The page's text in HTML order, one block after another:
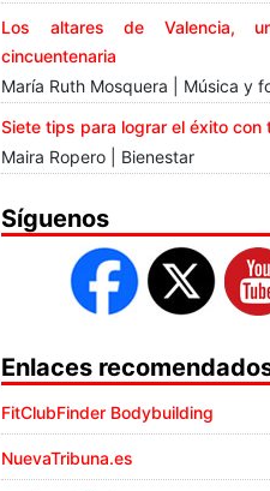
Los altares de Valencia,
cincuentenaria
María Ruth Mosquera | Música y
Siete tips para lograr el éxito con
Maira Ropero | Bienestar
Síguenos
Enlaces
FitClubFinder Bodybuilding
NuevaTribuna.es